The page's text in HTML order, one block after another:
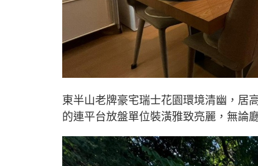
東半山老牌豪宅瑞士花園環境清幽，居
的連平台放盤單位裝潢雅致亮麗，無論